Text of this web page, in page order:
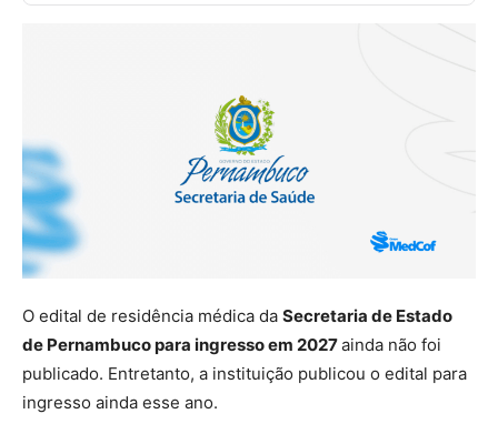
O edital de residência médica da Secretaria de Estado
de Pernambuco para ingresso em 2027ainda não foi
publicado. Entretanto, a instituição publicou o edital para
ingresso ainda esse ano.